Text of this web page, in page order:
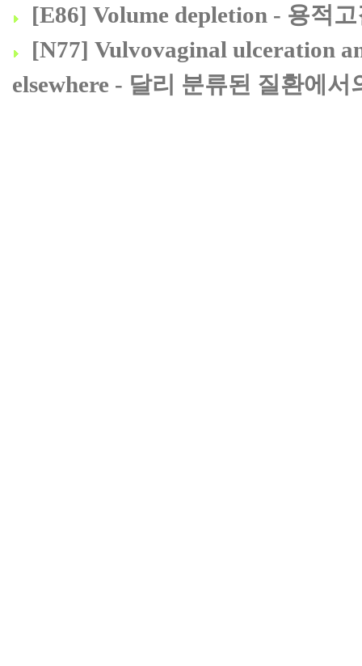
[E86] Volume depletion - 용적
[N77] Vulvovaginal ulceration
elsewhere - 달리 분류된 질환에